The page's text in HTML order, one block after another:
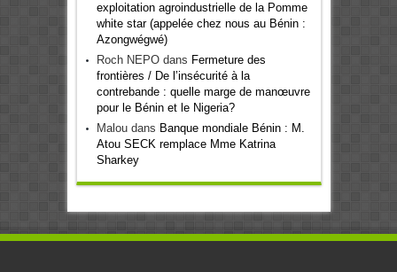
exploitation agroindustrielle de la Pomme
white star (appelée chez nous au Bénin :
Azongwégwé)
Roch NEPOdans Fermeture des
frontières / De l’insécurité à la
contrebande : quelle marge de manœuvre
pour le Bénin et le Nigeria?
Maloudans Banque mondiale Bénin : M.
Atou SECK remplace Mme Katrina
Sharkey